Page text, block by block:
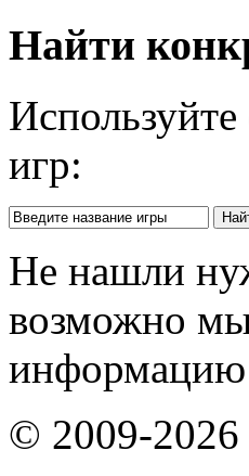
Найти
игр:
Не нашли
возможно
информацию
© 2009-2026